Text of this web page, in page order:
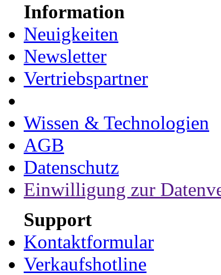
Information
Neuigkeiten
Newsletter
Vertriebspartner
Wissen & Technologien
AGB
Datenschutz
Einwilligung zur
Support
Kontaktformular
Verkaufshotline